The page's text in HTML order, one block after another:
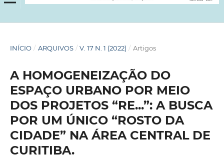
INÍCIO / ARQUIVOS / V. 17 N. 1 (2022) / Artigos
A HOMOGENEIZAÇÃO DO
ESPAÇO URBANO POR MEIO
DOS PROJETOS “RE...”: A BUSCA
POR UM ÚNICO “ROSTO DA
CIDADE” NA ÁREA CENTRAL DE
CURITIBA.